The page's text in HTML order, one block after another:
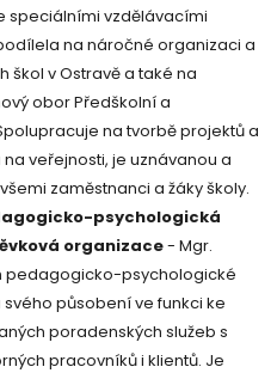
speciálními vzdělávacími
na náročné organizaci a
škol v Ostravě a také na
obor Předškolní a
na tvorbě projektů a
veřejnosti, je uznávanou a
zaměstnanci a žáky školy.
psychologická
organizace- Mgr.
pedagogicko-psychologické
působení ve funkci ke
poradenských služeb s
pracovníků i klientů. Je